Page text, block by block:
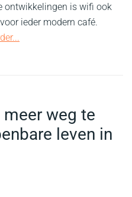
ontwikkelingen is wifi ook
ieder modern café.
weg te
leven in